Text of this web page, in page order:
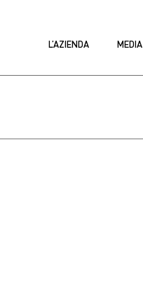
L’AZIENDA MEDIA